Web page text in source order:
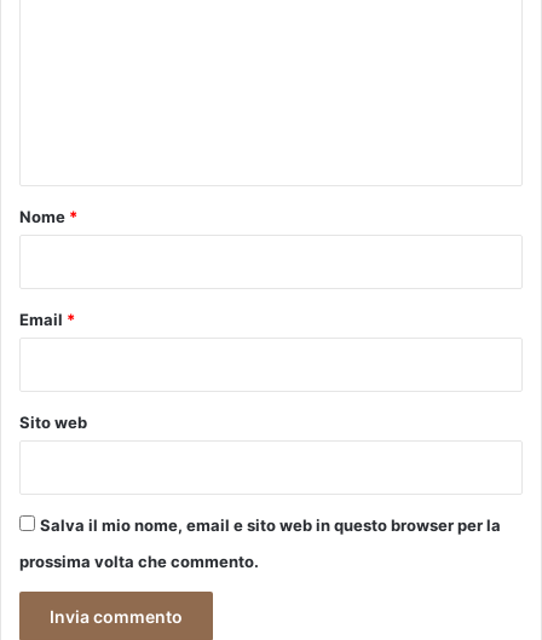
o
Nome *
Email *
Sito web
Salva il mio nome, email e sito web in questo browser per la
prossima volta che commento.